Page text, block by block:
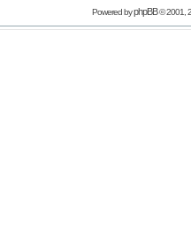
Powered byphpBB© 2001,